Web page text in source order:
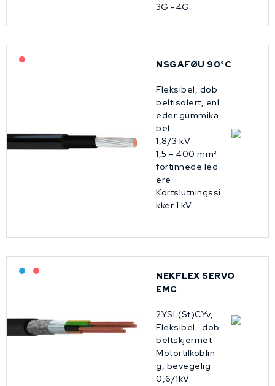
3G - 4G
NSGAFØU 90°C
Fleksibel, dob
beltisolert, enl
eder gummika
bel
1,8/3 kV
1,5 – 400 mm²
fortinnede led
ere
Kortslutningssi
kker 1 kV
Bestilling: 2-3 uker
NEKFLEX SERVO
EMC
2YSL(St)CYv,
Fleksibel, dob
beltskjermet
Motortilkoblin
g, bevegelig
0,6/1kV